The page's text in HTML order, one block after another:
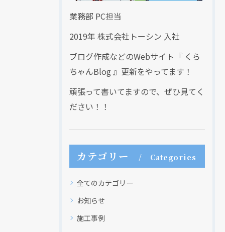
業務部 PC担当
2019年 株式会社トーシン 入社
ブログ作成などのWebサイト『 くら
ちゃんBlog 』更新をやってます！
頑張って書いてますので、ぜひ見てく
ださい！！
カテゴリー Categories
全てのカテゴリー
お知らせ
施工事例